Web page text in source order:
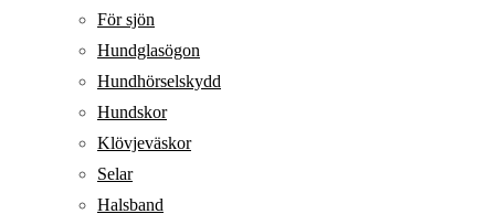
För sjön
Hundglasögon
Hundhörselskydd
Hundskor
Klövjeväskor
Selar
Halsband